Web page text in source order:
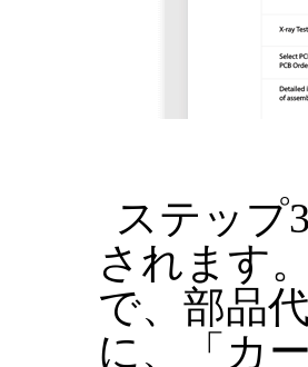
ステッ
されます
で、部品
に、「カ